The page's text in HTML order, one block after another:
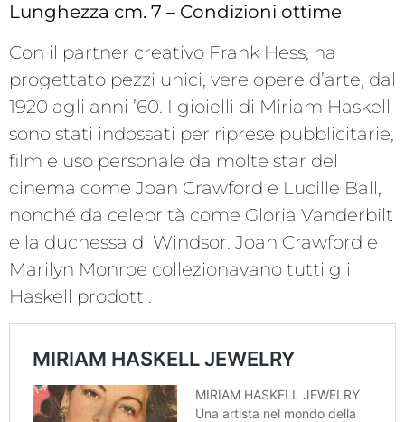
Lunghezza cm. 7 – Condizioni ottime
Con il partner creativo Frank Hess, ha
progettato pezzi unici, vere opere d’arte, dal
1920 agli anni ’60. I gioielli di Miriam Haskell
sono stati indossati per riprese pubblicitarie,
film e uso personale da molte star del
cinema come Joan Crawford e Lucille Ball,
nonché da celebrità come Gloria Vanderbilt
e la duchessa di Windsor. Joan Crawford e
Marilyn Monroe collezionavano tutti gli
Haskell prodotti.